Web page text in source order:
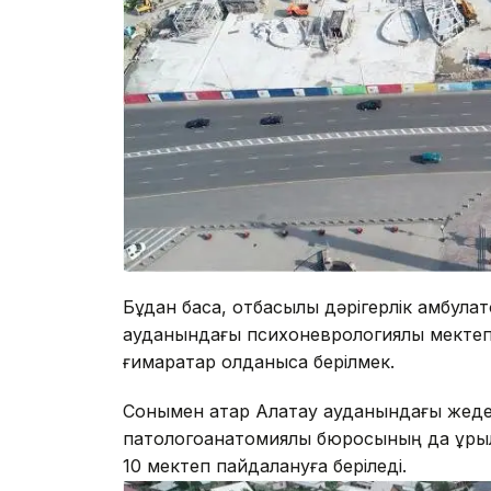
Бұдан басқа, отбасылық дәрігерлік
ауданындағы психоневрологиялық
ғимаратар қолданысқа берілмек.
Сонымен қатар Алатау ауданындағы
патологоанатомиялық бюросының да
10 мектеп пайдалануға беріледі.